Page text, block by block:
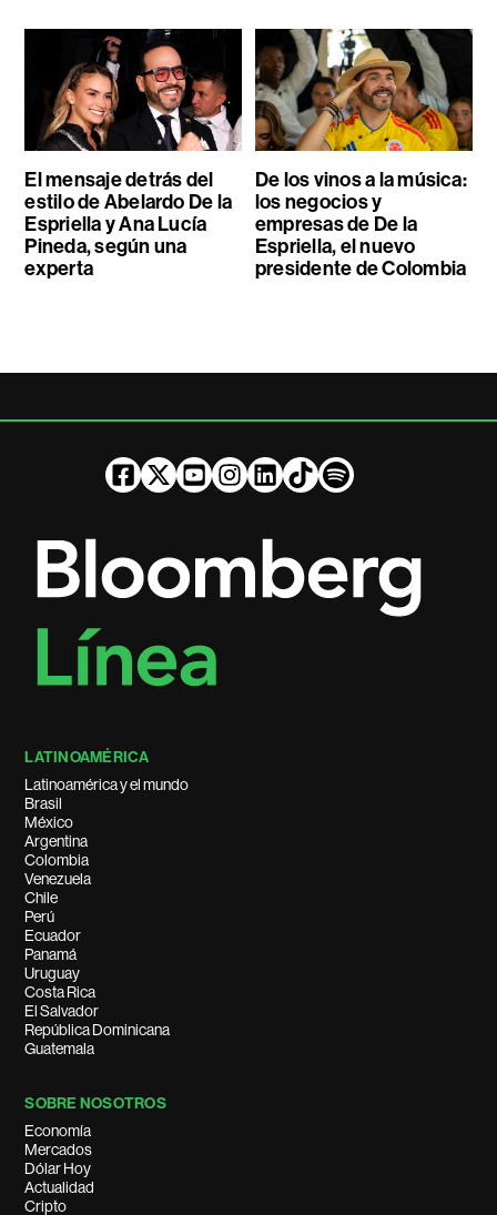
El mensaje detrás del
estilo de Abelardo De la
Espriella y Ana Lucía
Pineda, según una
experta
De los vinos a la música:
los negocios y
empresas de De la
Espriella, el nuevo
presidente de Colombia
LATINOAMÉRICA
Latinoamérica y el mundo
Brasil
México
Argentina
Colombia
Venezuela
Chile
Perú
Ecuador
Panamá
Uruguay
Costa Rica
El Salvador
República Dominicana
Guatemala
SOBRE NOSOTROS
Economía
Mercados
Dólar Hoy
Actualidad
Cripto